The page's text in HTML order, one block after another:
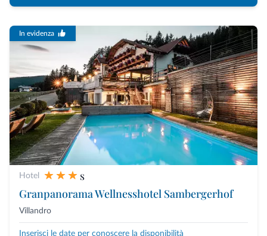
In evidenza
Hotel
s
Granpanorama Wellnesshotel Sambergerhof
Villandro
Inserisci le date per conoscere la disponibilità